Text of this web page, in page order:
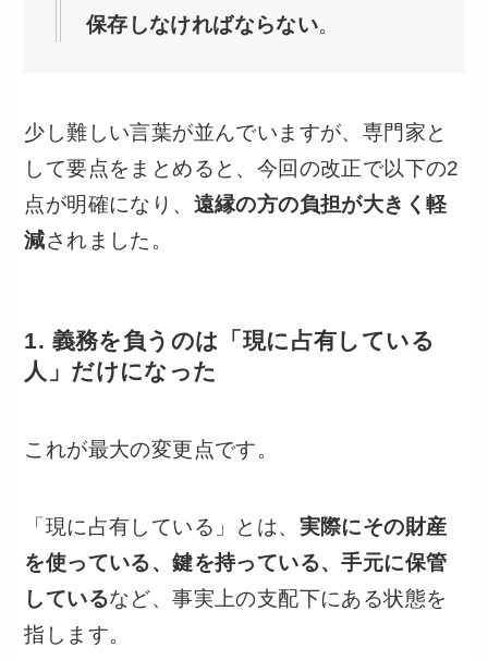
保存しなければならない。
少し難しい言葉が並んでいますが、専門家と
して要点をまとめると、今回の改正で以下の2
点が明確になり、 遠縁の方の負担が大きく軽
減されました。
1. 義務を負うのは「現に占有している
人」だけになった
これが最大の変更点です。
「現に占有している」とは、 実際にその財産
を使っている、鍵を持っている、手元に保管
しているなど、事実上の支配下にある状態を
指します。